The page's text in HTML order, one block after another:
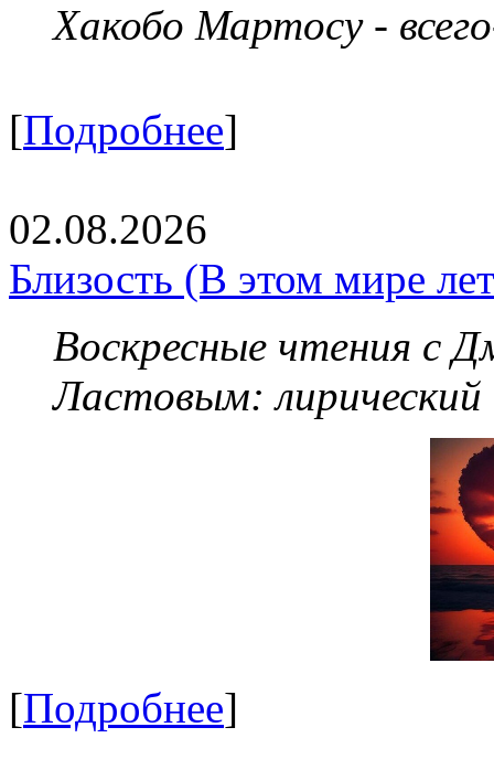
Хакобо Мартосу -
[Подробнее]
02.08.2026
Близость (В этом мире
Воскресные чтения с
Ластовым:
[Подробнее]